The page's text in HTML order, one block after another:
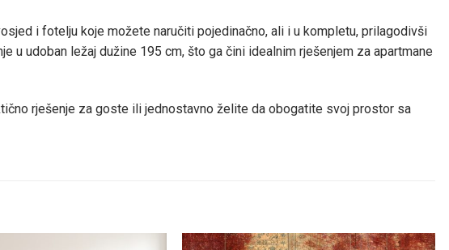
i fotelju koje možete naručiti pojedinačno, ali i u kompletu, prilagodivši
udoban ležaj dužine 195 cm, što ga čini idealnim rješenjem za apartmane
rješenje za goste ili jednostavno želite da obogatite svoj prostor sa